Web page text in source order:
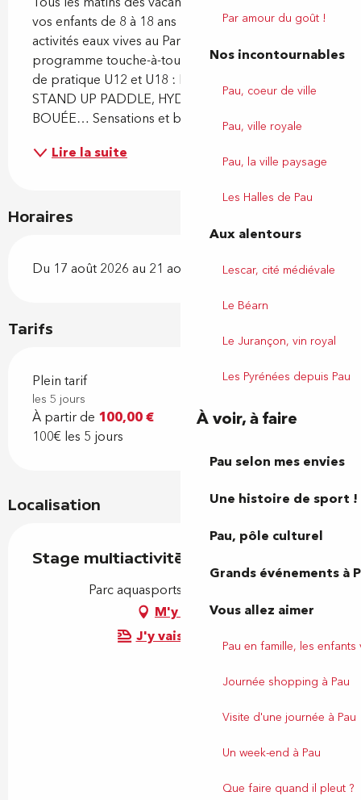
Par amour du goût !
Nos incontournables
Pau, coeur de ville
Pau, ville royale
Pau, la ville paysage
Les Halles de Pau
Aux alentours
Lescar, cité médiévale
Le Béarn
Le Jurançon, vin royal
Les Pyrénées depuis Pau
À voir, à faire
Pau selon mes envies
Une histoire de sport !
Pau, pôle culturel
Grands événements à
Vous allez aimer
Pau en famille, les
Journée shopping à Pau
Visite d'une journée à Pau
Un week-end à Pau
Que faire quand il pleut ?
vos enfants de 8 à 18 ans pour un stage multi-
activités eaux vives au Parc Aquasports. Un
programme touche-à-tout adapté à deux niveaux
de pratique U12 et U18 : RAFTING, KAYAK,
STAND UP PADDLE, HYDROSPEED, AIRBOAT,
BOUÉE… Sensations et bonne humeur...
Lire la suite
Horaires
Du 17 août 2026 au 21 août 2026
Tarifs
Plein tarif
les 5 jours
À partir de 100,00 €
100€ les 5 jours
Localisation
Stage multiactivités
Parc aquasports, 64320 Bizanos
M'y rendre
J'y vais en train !